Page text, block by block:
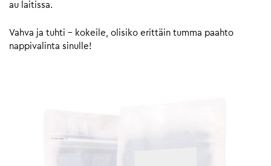
au laitissa.
Vahva ja tuhti – kokeile, olisiko erittäin tumma paahto
nappivalinta sinulle!